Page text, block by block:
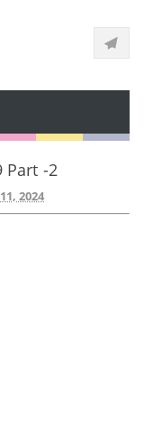
Part -2
2024